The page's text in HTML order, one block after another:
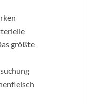
größte